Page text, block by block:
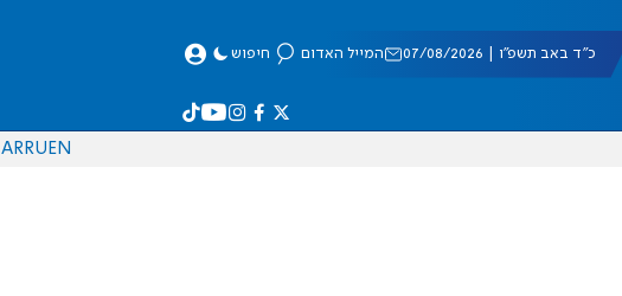
כ"ד באב תשפ"ו | 07/08/2026 המייל האדום חיפוש
EN
RU
AR